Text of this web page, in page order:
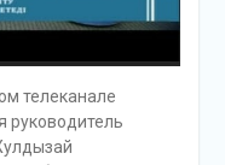
телеканале
руководитель